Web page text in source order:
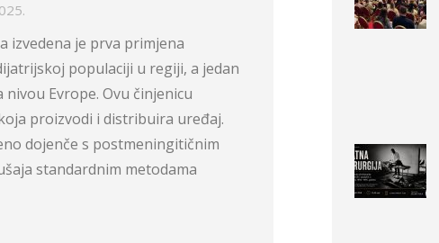
izvedena je prva primjena
populaciji u regiji, a jedan
Evrope. Ovu činjenicu
proizvodi i distribuira uređaj.
dojenče s postmeningitičnim
standardnim metodama